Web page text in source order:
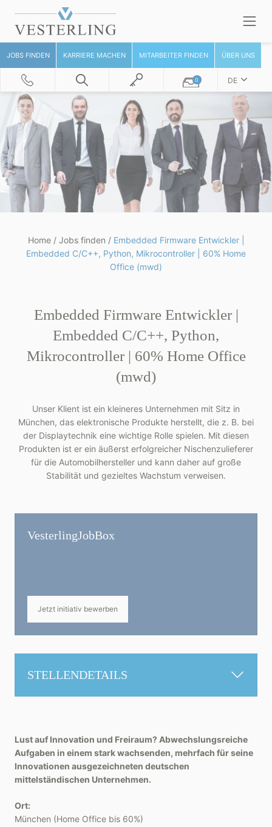
JOBS FINDEN KARRIERE MACHEN MITARBEITER FINDEN ÜBER UNS
0 DE
Home/ Jobs finden / Embedded Firmware Entwickler |
Embedded C/C++, Python, Mikrocontroller | 60% Home
Office (mwd)
Embedded Firmware Entwickler |
Embedded C/C++, Python,
Mikrocontroller | 60% Home Office
(mwd)
Unser Klient ist ein kleineres Unternehmen mit Sitz in
München, das elektronische Produkte herstellt, die z. B. bei
der Displaytechnik eine wichtige Rolle spielen. Mit diesen
Produkten ist er ein äußerst erfolgreicher Nischenzulieferer
für die Automobilhersteller und kann daher auf große
Stabilität und gezieltes Wachstum verweisen.
Vesterling­JobBox
Jetzt initiativ bewerben
STELLENDETAILS
Lust auf Innovation und Freiraum? Abwechslungsreiche
Aufgaben in einem stark wachsenden, mehrfach für seine
Innovationen ausgezeichneten deutschen
mittelständischen Unternehmen.
Ort:
München (Home Office bis 60%)